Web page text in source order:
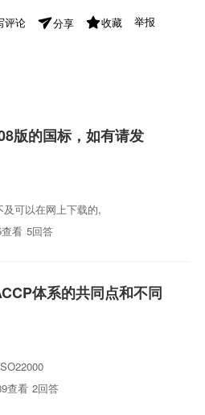
评论 分享 收藏 举报
版的国标，如有请发
可以在网上下载的,
看 5回答
体系的共同点和不同
查看 2回答